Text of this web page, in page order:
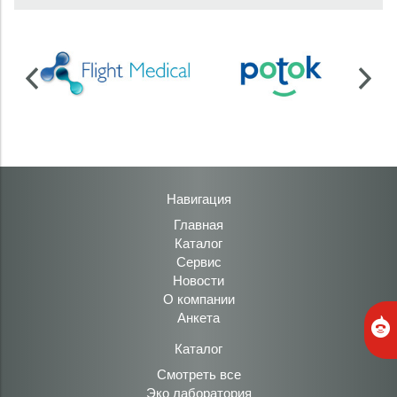
Навигация
Главная
Каталог
Сервис
Новости
О компании
Анкета
Каталог
Смотреть все
Эко лаборатория